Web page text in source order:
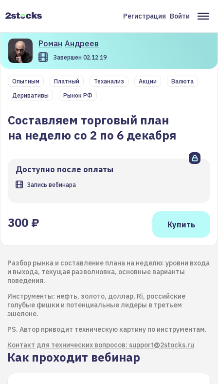
содержанию
Меню
пользователя
Регистрация Войти
Роман Андреев
Завершен 02.12.19
Составляем торговый план
на неделю со 2 по 6 декабря
Доступно после оплаты
Запись вебинара
Опытным Платный Теханализ Акции
Валюта
Деривативы
Рынок РФ
300 ₽
Разбор рынка и составление плана на неделю: уровни входа
и выхода, текущая разволновка, основные варианты
поведения.
Инструменты: нефть, золото, доллар, Ri, российские
голубые фишки и потенциальные лидеры в третьем
эшелоне.
PS. Автор приводит техническую картину по инструментам.
Контакт для технических вопросов: support@2stocks.ru
Как проходит вебинар